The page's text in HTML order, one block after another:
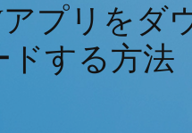
アプリをダ
ドする方法